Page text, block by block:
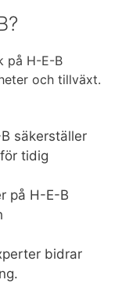
på H-E-B
och tillväxt.
säkerställer
tidig
på H-E-B
bidrar